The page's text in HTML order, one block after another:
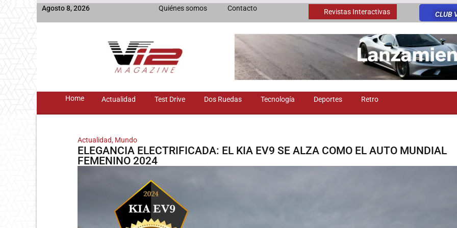
Agosto 8, 2026 Quiénes somos Contacto Revistas Interactivas CLUB
Home Actualidad Test Drive Dos Ruedas Tecnología Deportes Retro
Actualidad, Mundo
ELEGANCIA ELECTRIFICADA: EL KIA EV9 SE ALZA COMO EL AUTO MUNDIAL
FEMENINO 2024